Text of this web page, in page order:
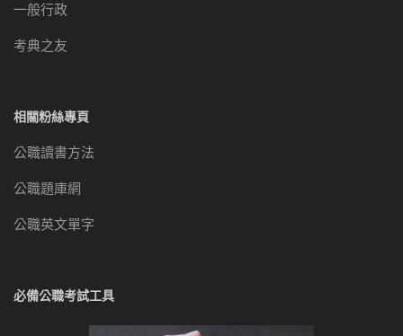
一般行政
考典之友
相關粉絲專頁
公職讀書方法
公職題庫網
公職英文單字
必備公職考試工具